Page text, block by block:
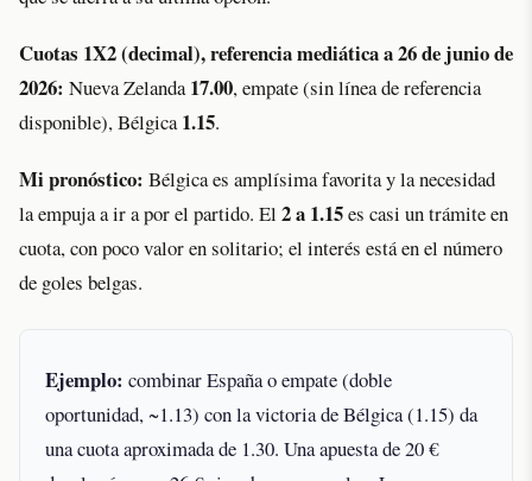
Cuotas 1X2 (decimal), referencia mediática a 26 de junio de
2026: Nueva Zelanda17.00, empate (sin línea de referencia
disponible), Bélgica1.15.
Mi pronóstico: Bélgica es amplísima favorita y la necesidad
la empuja a ir a por el partido. El 2 a 1.15es casi un trámite en
cuota, con poco valor en solitario; el interés está en el número
de goles belgas.
Ejemplo: combinar España o empate (doble
oportunidad, ~1.13) con la victoria de Bélgica (1.15) da
una cuota aproximada de 1.30. Una apuesta de 20 €